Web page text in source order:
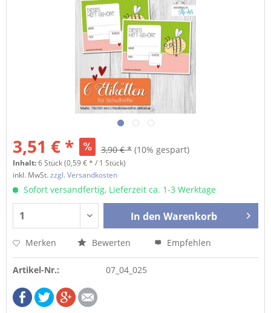
3,51 € * 3,90 € * (10% gespart)
Inhalt:6 Stück (0,59 € * / 1 Stück)
inkl. MwSt.zzgl. Versandkosten
Sofort versandfertig, Lieferzeit ca. 1-3 Werktage
In den Warenkorb
Merken Bewerten Empfehlen
Artikel-Nr.: 07_04_025